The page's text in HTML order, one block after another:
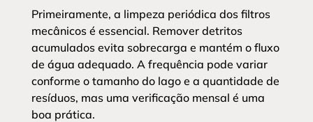
Primeiramente, a limpeza periódica dos filtros
mecânicos é essencial. Remover detritos
acumulados evita sobrecarga e mantém o fluxo
de água adequado. A frequência pode variar
conforme o tamanho do lago e a quantidade de
resíduos, mas uma verificação mensal é uma
boa prática.